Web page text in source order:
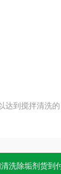
达到搅拌清洗
洗除垢剂货到